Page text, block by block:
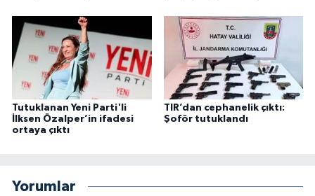
Tutuklanan Yeni Parti'li
İlksen Özalper’in ifadesi
ortaya çıktı
TIR’dan cephanelik çıktı:
Şoför tutuklandı
Yorumlar